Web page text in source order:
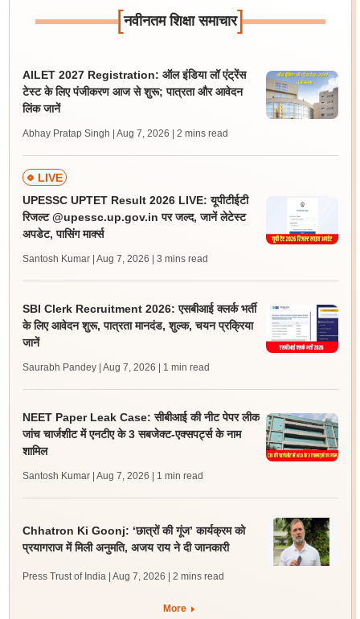
[नवीनतम शिक्षा समाचार]
AILET 2027 Registration: ऑल इंडिया लॉ एंट्रेंस
टेस्ट के लिए पंजीकरण आज से शुरू; पात्रता और आवेदन
लिंक जानें
Abhay Pratap Singh | Aug 7, 2026 | 2 mins read
LIVE
UPESSC UPTET Result 2026 LIVE: यूपीटीईटी
रिजल्ट @upessc.up.gov.in पर जल्द, जानें लेटेस्ट
अपडेट, पासिंग मार्क्स
Santosh Kumar | Aug 7, 2026 | 3 mins read
SBI Clerk Recruitment 2026: एसबीआई क्लर्क भर्ती
के लिए आवेदन शुरू, पात्रता मानदंड, शुल्क, चयन प्रक्रिया
जानें
Saurabh Pandey | Aug 7, 2026 | 1 min read
NEET Paper Leak Case: सीबीआई की नीट पेपर लीक
जांच चार्जशीट में एनटीए के 3 सबजेक्ट-एक्सपर्ट्स के नाम
शामिल
Santosh Kumar | Aug 7, 2026 | 1 min read
Chhatron Ki Goonj: ‘छात्रों की गूंज’ कार्यक्रम को
प्रयागराज में मिली अनुमति, अजय राय ने दी जानकारी
Press Trust of India | Aug 7, 2026 | 2 mins read
More